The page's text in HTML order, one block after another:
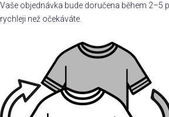
Vaše objednávka bude doručena během 2–5
rychleji než očekáváte.